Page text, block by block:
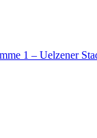
1 – Uelzener